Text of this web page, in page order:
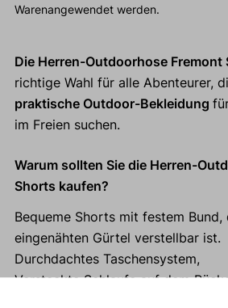
Warenangewendet werden.
Die Herren-Outdoorhose Fremont
richtige Wahl für alle Abenteurer,
praktische Outdoor-Bekleidung
im Freien suchen.
Warum sollten Sie die Herren-
Shorts kaufen?
Bequeme Shorts mit festem Bund,
eingenähten Gürtel verstellbar ist.
Durchdachtes Taschensystem,
Versteckte Schlaufe auf dem